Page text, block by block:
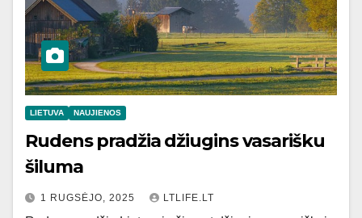
LIETUVA NAUJIENOS
Rudens pradžia džiugins vasarišku
šiluma
1 RUGSĖJO, 2025 LTLIFE.LT